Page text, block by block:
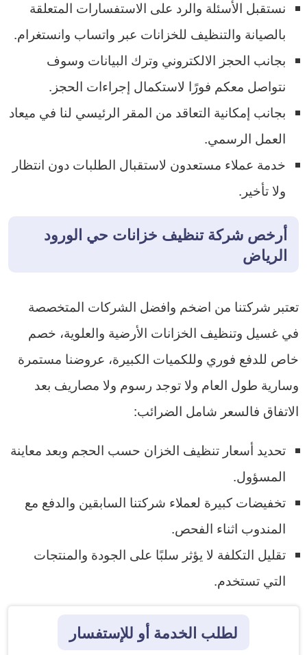
نستقبل الأسئلة والرد على الاستفسارات المتعلقة
بالصيانة والتنظيف للخزانات عبر واتساب وانستغرام.
بجانب الحجز الالكتروني وترك البيانات وسوف
نتواصل معكم فورًا لاستكمال إجراءات الحجز.
بجانب إمكانية التعاقد من المقر الرئيسي لنا في ميعاد
العمل الرسمي.
خدمة عملاء مستعدون لاستقبال الطلبات دون انتظار
ولا تأخير.
أرخص شركة تنظيف خزانات حي الورود
الرياض
تعتبر شركتنا من اضخم وافضل الشركات المتخصصة
في غسيل وتنظيف الخزانات الأرضية والعلوية، خصم
خاص للدفع فوري وللكميات الكبيرة، عروضنا مستمرة
وسارية طول العام ولا توجد رسوم ولا مصاريف بعد
الاتفاق فالسعر شامل الضرائب:
تحديد أسعار تنظيف الخزان حسب الحجم وبعد معاينة
المسؤول.
تخفيضات كبيرة لعملاء شركتنا السابقين والدفع مع
المندوب اثناء الفحص.
تقليل التكلفة لا يؤثر سلبًا على الجودة والمنتجات
التي تستخدم.
لطلب الخدمة أو للإستفسار